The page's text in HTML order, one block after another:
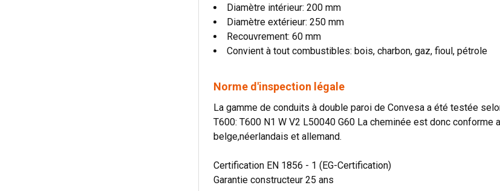
Diamètre intérieur: 200 mm
Diamètre extérieur: 250 mm
Recouvrement: 60 mm
Convient à tout combustibles: bois, charbon, gaz, fioul, pétrole
Norme d'inspection légale
La gamme de conduits à double paroi de Convesa a été testée
T600: T600 N1 W V2 L50040 G60 La cheminée est donc
belge,néerlandais et allemand.
Certification EN 1856 - 1 (EG-Certification)
Garantie constructeur 25 ans